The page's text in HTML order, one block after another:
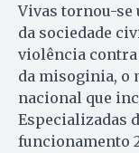
Vivas tornou-
da sociedade
violência
da misoginia, o
nacional que
Especializadas
funcionamento